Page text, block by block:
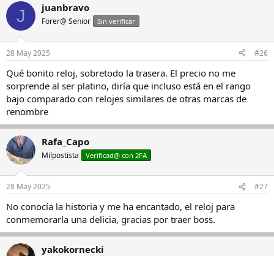
i
o
r
d
e
h
i
l
o
a
e
i
c
i
o
J juanbravo
Forer@ Senior Sin verificar
28 May 2025 #26
Qué bonito reloj, sobretodo la trasera. El precio no me
sorprende al ser platino, diría que incluso está en el rango
bajo comparado con relojes similares de otras marcas de
renombre
Rafa_Capo
Milpostista Verificad@ con 2FA
28 May 2025 #27
No conocía la historia y me ha encantado, el reloj para
conmemorarla una delicia, gracias por traer boss.
yakokornecki